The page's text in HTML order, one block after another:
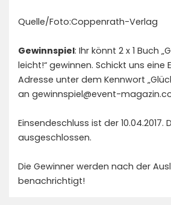
Quelle/Foto:Coppenrath-Verlag
Gewinnspiel: Ihr könnt 2 x 1 Buch
leicht!“ gewinnen. Schickt uns eine
Adresse unter dem Kennwort
an gewinnspiel@event-
Einsendeschluss ist der 10.04.2017.
ausgeschlossen.
Die Gewinner werden nach der
benachrichtigt!